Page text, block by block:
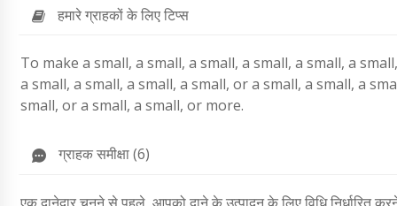
हमारे ग्राहकों के लिए टिप्स
To make a small, a small, a small, a small, a small, a
a small, a small, a small, a small, or a small, a small, a
small, or a small, a small, or more.
ग्राहक समीक्षा (6)